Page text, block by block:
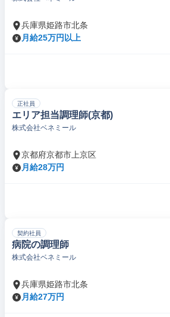
兵庫県姫路市北条
月給25万円以上
正社員
エリア担当調理師(京都)
株式会社ベネミール
京都府京都市上京区
月給28万円
契約社員
病院の調理師
株式会社ベネミール
兵庫県姫路市北条
月給27万円